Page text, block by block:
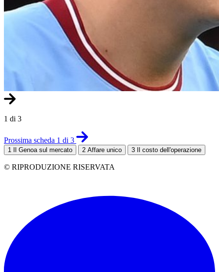
1 di 3
Prossima scheda 1 di 3
1 Il Genoa sul mercato 2 Affare unico 3 Il costo dell'operazione
© RIPRODUZIONE RISERVATA